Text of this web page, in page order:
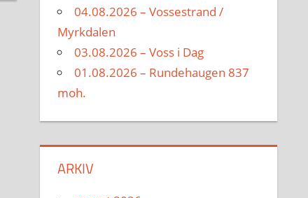
04.08.2026 – Vossestrand /
Myrkdalen
03.08.2026 – Voss i Dag
01.08.2026 – Rundehaugen 837
moh.
ARKIV